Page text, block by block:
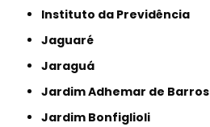
Instituto da Previdência
Jaguaré
Jaraguá
Jardim Adhemar de Barros
Jardim Bonfiglioli